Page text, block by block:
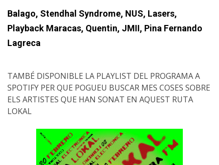
Balago, Stendhal Syndrome, NUS, Lasers,
Playback Maracas, Quentin, JMII, Pina Fernando
Lagreca
TAMBÉ DISPONIBLE LA PLAYLIST DEL PROGRAMA A
SPOTIFY PER QUE POGUEU BUSCAR MES COSES SOBRE
ELS ARTISTES QUE HAN SONAT EN AQUEST RUTA
LOKAL